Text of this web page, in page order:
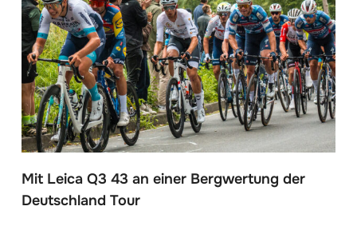
Mit Leica Q3 43 an einer Bergwertung der
Deutschland Tour